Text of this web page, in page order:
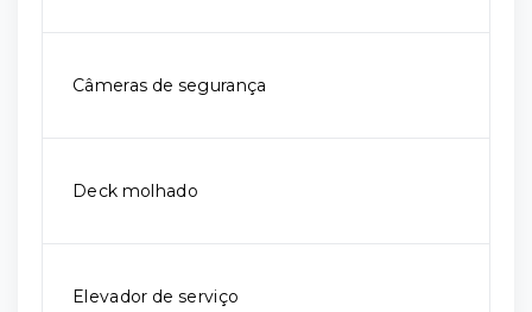
Câmeras de segurança
Deck molhado
Elevador de serviço